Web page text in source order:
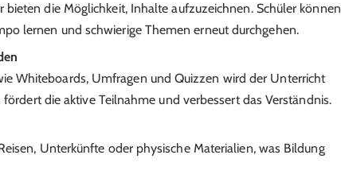
bieten die Möglichkeit, Inhalte aufzuzeichnen. Schüler können
lernen und schwierige Themen erneut durchgehen.
Whiteboards, Umfragen und Quizzen wird der Unterricht
die aktive Teilnahme und verbessert das Verständnis.
Unterkünfte oder physische Materialien, was Bildung